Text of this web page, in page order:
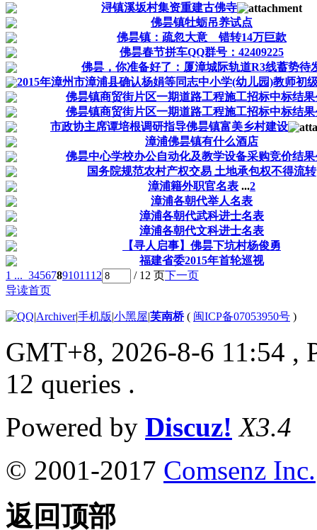
浔镇溪坂村集资重建古佛寺
佛昙镇牡蛎吊养试点
佛昙镇：疏忽大意 错转14万巨款
佛昙春节拼车QQ群号：42409225
佛昙，你准备好了：厦漳城际轨道R3线蓄势待
2015年漳州市漳浦县确认杨娟等同志中小学(幼儿园)教师初
佛昙镇商贸街片区一期道路工程施工招标中标结
佛昙镇商贸街片区一期道路工程施工招标中标结
市政协主席谭培根调研指导佛昙镇富美乡村建设
漳浦佛昙镇有什么酒店
佛昙中心学校办公自动化及教学设备采购竞价结
国务院规范农村产权交易 土地承包权不得流转
漳浦籍外职官名表 ...2
漳浦各朝代举人名表
漳浦各朝代武科进士名表
漳浦各朝代文科进士名表
【寻人启事】佛昙下坑村杨俊勇
福建省委2015年首轮巡视
1 ... 34567891011 12 / 12 页下一页
导读首页
|Archiver|手机版|小黑屋|芙南桥( 闽ICP备07053950号 )
GMT+8, 2026-8-6 11:54 ,
12 queries .
Powered by Discuz! X3.4
© 2001-2017 Comsenz Inc.
返回顶部